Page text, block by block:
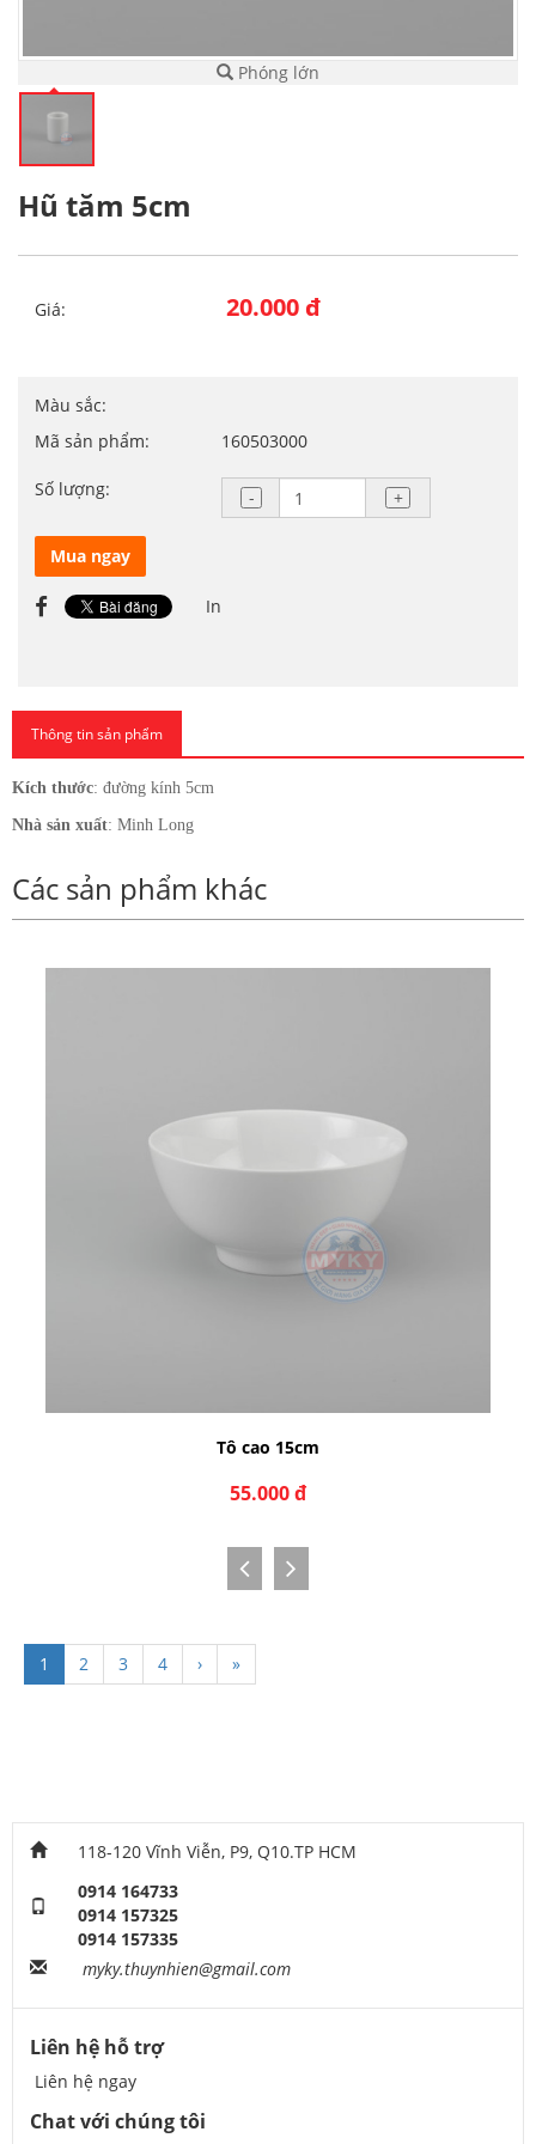
Phóng lớn
Hũ tăm 5cm
Giá: 20.000 đ
Màu sắc:
Mã sản phẩm:
160503000
Số lượng:
Mua ngay
In
Thông tin sản phẩm
Kích thước: đường kính 5cm
Nhà sản xuất: Minh Long
Các sản phẩm khác
Tô cao 15cm
55.000 đ
1 2 3 4 › »
118-120 Vĩnh Viễn, P9, Q10.TP HCM
0914 164733
0914 157325
0914 157335
myky.thuynhien@gmail.com
Liên hệ hỗ trợ
Liên hệ ngay
Chat với chúng tôi